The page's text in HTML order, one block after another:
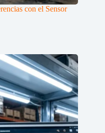
con el Sensor